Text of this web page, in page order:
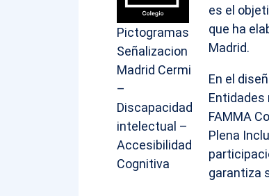
Pictogramas
Señalizacion
Madrid Cermi
–
Discapacidad
intelectual –
Accesibilidad
Cognitiva
es el
que ha
Madrid.
En el
Entidades
FAMMA
Plena
garantiza